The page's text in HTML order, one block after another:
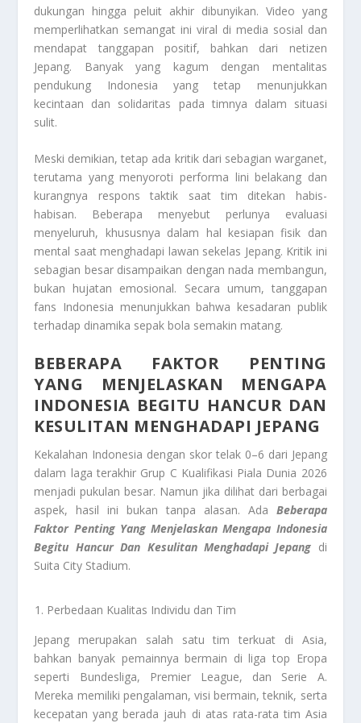
dukungan hingga peluit akhir dibunyikan. Video yang
memperlihatkan semangat ini viral di media sosial dan
mendapat tanggapan positif, bahkan dari netizen
Jepang. Banyak yang kagum dengan mentalitas
pendukung Indonesia yang tetap menunjukkan
kecintaan dan solidaritas pada timnya dalam situasi
sulit.
Meski demikian, tetap ada kritik dari sebagian warganet,
terutama yang menyoroti performa lini belakang dan
kurangnya respons taktik saat tim ditekan habis-
habisan. Beberapa menyebut perlunya evaluasi
menyeluruh, khususnya dalam hal kesiapan fisik dan
mental saat menghadapi lawan sekelas Jepang. Kritik ini
sebagian besar disampaikan dengan nada membangun,
bukan hujatan emosional. Secara umum, tanggapan
fans Indonesia menunjukkan bahwa kesadaran publik
terhadap dinamika sepak bola semakin matang.
BEBERAPA FAKTOR PENTING
YANG MENJELASKAN MENGAPA
INDONESIA BEGITU HANCUR DAN
KESULITAN MENGHADAPI JEPANG
Kekalahan Indonesia dengan skor telak 0–6 dari Jepang
dalam laga terakhir Grup C Kualifikasi Piala Dunia 2026
menjadi pukulan besar. Namun jika dilihat dari berbagai
aspek, hasil ini bukan tanpa alasan. Ada Beberapa
Faktor Penting Yang Menjelaskan Mengapa Indonesia
Begitu Hancur Dan Kesulitan Menghadapi Jepang di
Suita City Stadium.
Perbedaan Kualitas Individu dan Tim
Jepang merupakan salah satu tim terkuat di Asia,
bahkan banyak pemainnya bermain di liga top Eropa
seperti Bundesliga, Premier League, dan Serie A.
Mereka memiliki pengalaman, visi bermain, teknik, serta
kecepatan yang berada jauh di atas rata-rata tim Asia